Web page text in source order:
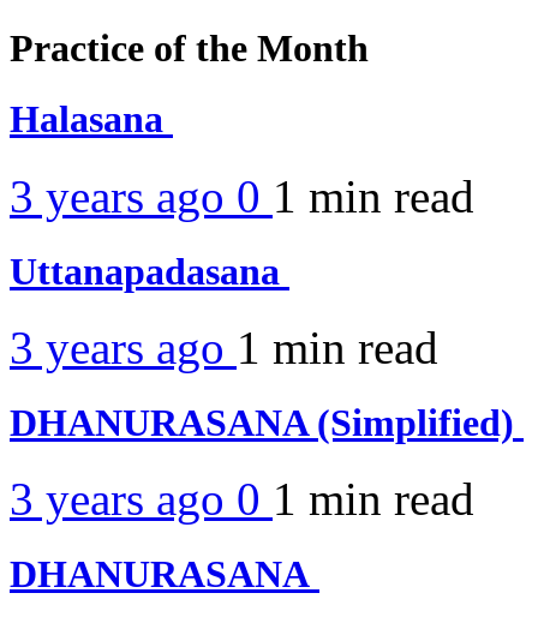
Practice of the Month
Halasana
3 years ago 0 1 min read
Uttanapadasana
3 years ago 1 min read
DHANURASANA (Simplified)
3 years ago 0 1 min read
DHANURASANA